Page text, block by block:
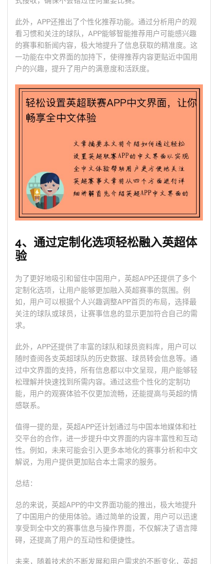
此外，APP还推出了个性化推荐功能。通过分析用户的观
看习惯和关注的球队，APP能够智能推荐用户可能感兴趣
的赛事和新闻内容，极大地提升了信息获取的精准度。这
一功能在中文界面的加持下，使得推荐内容更贴近中国用
户的兴趣，提升了用户的满意度和活跃度。
4、通过定制化选项轻松融入英超体
验
为了更好地吸引和留住中国用户，英超APP还提供了多个
定制化选项，让用户能够更加融入英超赛事的氛围。例
如，用户可以根据个人兴趣调整APP首页的布局，选择最
关注的球队或球员，让赛事信息的显示更加符合自己的需
求。
此外，APP还提供了丰富的球队和球员资料库，用户可以
随时查阅各支英超球队的历史数据、球员转会信息等。通
过中文界面的支持，所有信息都以中文呈现，用户能够轻
松理解并快速找到所需内容。通过这些个性化的定制功
能，用户的观赛体验不仅更加流畅，还能提高与英超的情
感联系。
值得一提的是，英超APP还计划通过与中国本地媒体和社
交平台的合作，进一步提升中文界面的内容丰富性和互动
性。例如，未来可能会引入更多本地化的赛事分析和中文
解说，为用户提供更加贴合本土需求的服务。
总结：
总的来说，英超APP的中文界面功能的推出，极大地提升
了中国用户的使用体验。通过简单的设置，用户可以迅速
享受到全中文的赛事信息与操作界面，不仅解决了语言障
碍，还提高了用户的互动性和便捷性。
未来，随着技术的不断发展和用户需求的不断变化，英超